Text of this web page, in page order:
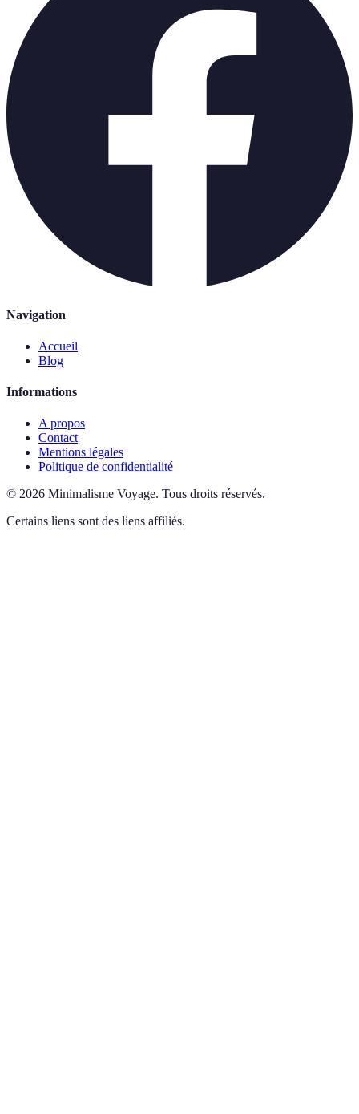
Navigation
Accueil
Blog
Informations
A propos
Contact
Mentions légales
Politique de confidentialité
© 2026 Minimalisme Voyage. Tous droits réservés.
Certains liens sont des liens affiliés.